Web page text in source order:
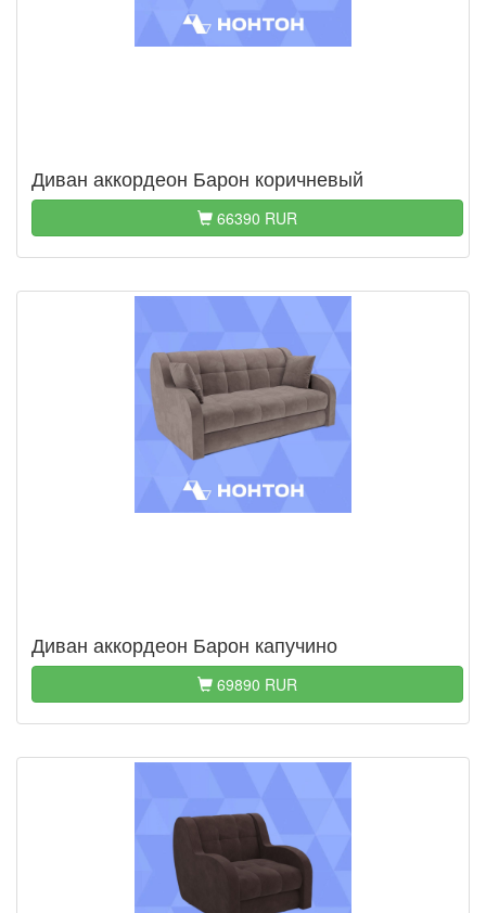
Диван аккордеон Барон коричневый
66390 RUR
Диван аккордеон Барон капучино
69890 RUR